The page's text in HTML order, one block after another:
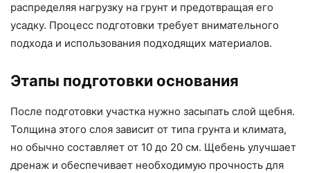
распределяя нагрузку на грунт и предотвращая его
усадку. Процесс подготовки требует внимательного
подхода и использования подходящих материалов.
Этапы подготовки основания
После подготовки участка нужно засыпать слой щебня.
Толщина этого слоя зависит от типа грунта и климата,
но обычно составляет от 10 до 20 см. Щебень улучшает
дренаж и обеспечивает необходимую прочность для